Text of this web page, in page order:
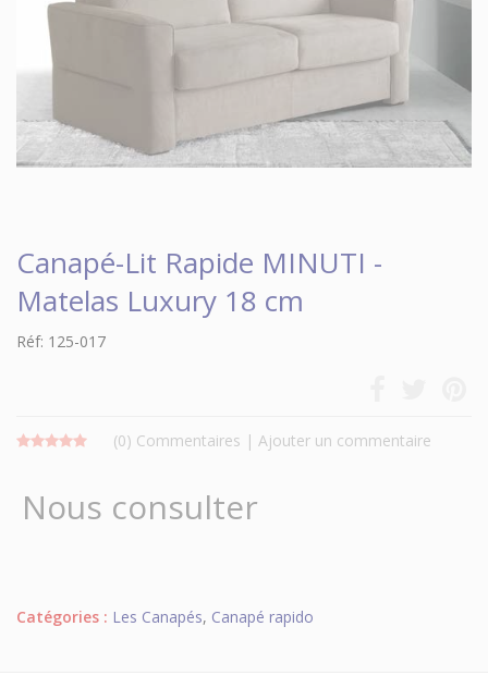
Canapé-Lit Rapide MINUTI -
Matelas Luxury 18 cm
Réf: 125-017
(0) Commentaires | Ajouter un commentaire
Nous consulter
Catégories : Les Canapés, Canapé rapido